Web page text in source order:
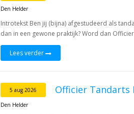
Den Helder
Introtekst Ben jij (bijna) afgestudeerd als
dan in een gewone praktijk? Word dan
Lees verder
5 aug 2026 Officier Tandarts
Den Helder